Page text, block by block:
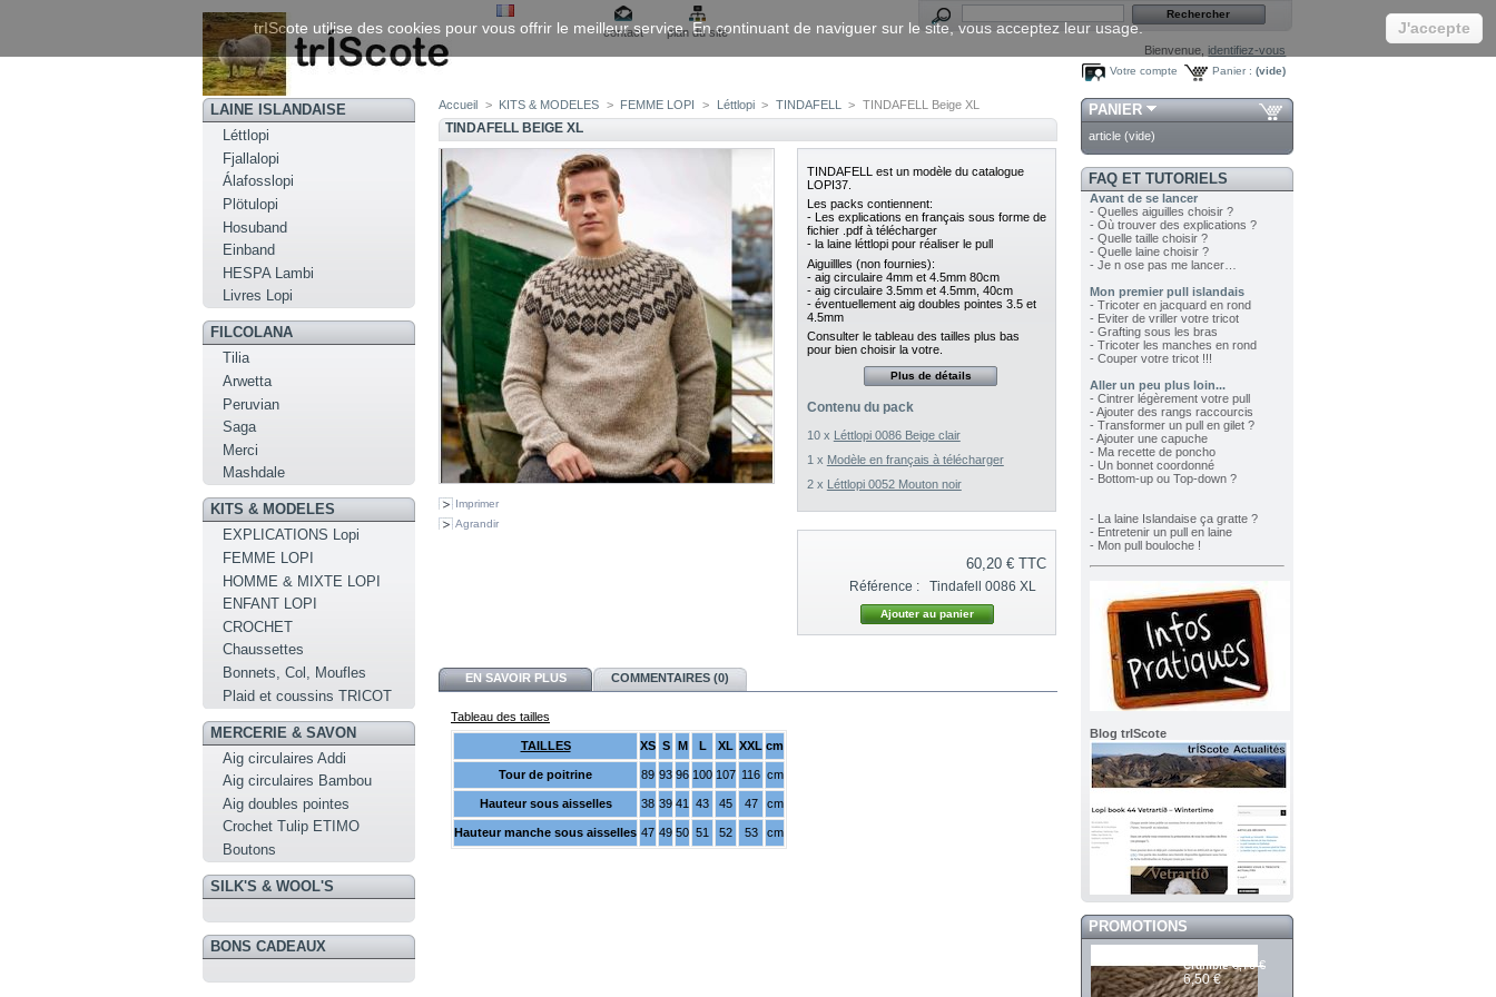
contact
plan du site
Bienvenue, identifiez-vous
Panier : (vide)
Votre compte
LAINE ISLANDAISE
Léttlopi
Fjallalopi
Álafosslopi
Plötulopi
Hosuband
Einband
HESPA Lambi
Livres Lopi
FILCOLANA
Tilia
Arwetta
Peruvian
Saga
Merci
Mashdale
KITS & MODELES
EXPLICATIONS Lopi
FEMME LOPI
HOMME & MIXTE LOPI
ENFANT LOPI
CROCHET
Chaussettes
Bonnets, Col, Moufles
Plaid et coussins TRICOT
MERCERIE & SAVON
Aig circulaires Addi
Aig circulaires Bambou
Aig doubles pointes
Crochet Tulip ETIMO
Boutons
SILK'S & WOOL'S
BONS CADEAUX
Accueil > KITS & MODELES > FEMME LOPI > Léttlopi > TINDAFELL > TINDAFELL Beige XL
TINDAFELL BEIGE XL
Imprimer
Agrandir
TINDAFELL est un modèle du catalogue
LOPI37.
Les packs contiennent:
- Les explications en français sous forme de
fichier .pdf à télécharger
- la laine léttlopi pour réaliser le pull
Aiguillles (non fournies):
- aig circulaire 4mm et 4.5mm 80cm
- aig circulaire 3.5mm et 4.5mm, 40cm
- éventuellement aig doubles pointes 3.5 et
4.5mm
Consulter le tableau des tailles plus bas
pour bien choisir la votre.
Plus de détails
Contenu du pack
10 x
Léttlopi 0086 Beige clair
1 x Modèle en français à télécharger
2 x
Léttlopi 0052 Mouton noir
60,20 €TTC
Référence :
Tindafell 0086 XL
EN SAVOIR PLUS COMMENTAIRES (0)
Tableau des tailles
TAILLES XS S M L XL XXL cm
Tour de poitrine 89 93 96 100 107 116 cm
Hauteur sous aisselles 38 39 41 43 45 47 cm
Hauteur manche sous aisselles 47 49 50 51 52 53 cm
PANIER
article (vide)
FAQ ET TUTORIELS
Avant de se lancer
- Quelles aiguilles choisir ?
- Où trouver des explications ?
- Quelle taille choisir ?
- Quelle laine choisir ?
- Je n ose pas me lancer…
Mon premier pull islandais
- Tricoter en jacquard en rond
- Eviter de vriller votre tricot
- Grafting sous les bras
- Tricoter les manches en rond
- Couper votre tricot !!!
Aller un peu plus loin...
- Cintrer légèrement votre pull
- Ajouter des rangs raccourcis
- Transformer un pull en gilet ?
- Ajouter une capuche
- Ma recette de poncho
- Un bonnet coordonné
- Bottom-up ou Top-down ?
- La laine Islandaise ça gratte ?
- Entretenir un pull en laine
- Mon pull bouloche !
Blog trIScote
PROMOTIONS
Crumble 6,70 €
6,50 €
trIScote utilise des cookies pour vous offrir le meilleur service. En continuant de naviguer sur le site, vous acceptez leur usage. J'accepte